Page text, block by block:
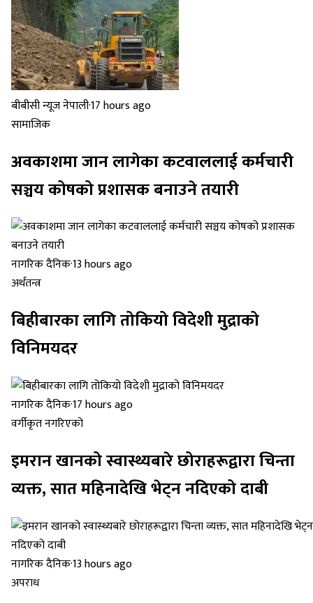
बीबीसी न्यूज नेपाली·17 hours ago
सामाजिक
अवकाशमा जान लागेका कटवाललाई कर्मचारी
सञ्चय कोषको प्रशासक बनाउने तयारी
नागरिक दैनिक·13 hours ago
अर्थतन्त्र
बिहीबारका लागि तोकियो विदेशी मुद्राको
विनिमयदर
नागरिक दैनिक·17 hours ago
वर्गीकृत नगरिएको
इमरान खानको स्वास्थ्यबारे छोराहरूद्वारा चिन्ता
व्यक्त, सात महिनादेखि भेट्न नदिएको दाबी
नागरिक दैनिक·13 hours ago
अपराध